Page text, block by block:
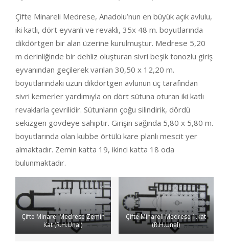
Çifte Minareli Medrese, Anadolu’nun en büyük açık avlulu,
iki katlı, dört eyvanlı ve revaklı, 35x 48 m. boyutlarında
dikdörtgen bir alan üzerine kurulmuştur. Medrese 5,20
m derinliğinde bir dehliz oluşturan sivri beşik tonozlu giriş
eyvanından geçilerek varılan 30,50 x 12,20 m.
boyutlarındaki uzun dikdörtgen avlunun üç tarafından
sivri kemerler yardımıyla on dört sütuna oturan iki katlı
revaklarla çevrilidir. Sütunların çoğu silindirik, dördü
sekizgen gövdeye sahiptir. Girişin sağında 5,80 x 5,80 m.
boyutlarında olan kubbe örtülü kare planlı mescit yer
almaktadır. Zemin katta 19, ikinci katta 18 oda
bulunmaktadır.
Çifte Minarel Medrese Zemin
Kat (R.H.Ünal)
Çifte Minareli Medrese 1.kat
(R.H.Ünal)